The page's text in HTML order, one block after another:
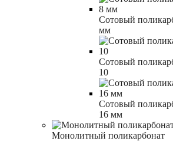
Сотовый
мм
Сотовый
10
Сотовый
16 мм
Монолитный поликарбонат